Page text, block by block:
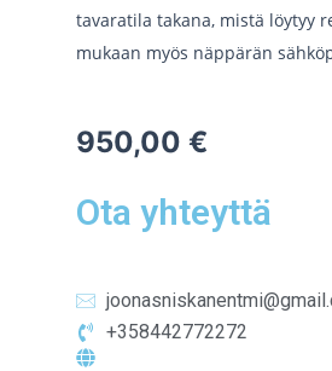
tavaratila takana, mistä löytyy
mukaan myös näppärän
950,00 €
Ota yhteyttä
+358442772272